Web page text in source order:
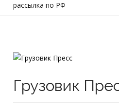
рассылка по РФ
Грузовик